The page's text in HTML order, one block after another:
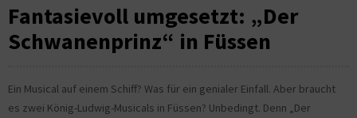
Fantasievoll umgesetzt: „Der
Schwanenprinz“ in Füssen
Ein Musical auf einem Schiff? Was für ein genialer Einfall. Aber braucht
es zwei König-Ludwig-Musicals in Füssen? Unbedingt. Denn „Der